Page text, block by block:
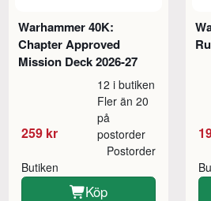
Warhammer 40K:
Chapter Approved
Mission Deck 2026-27
259 kr
12 i butiken
Fler än 20
på
postorder
Butiken
Postorder
Köp